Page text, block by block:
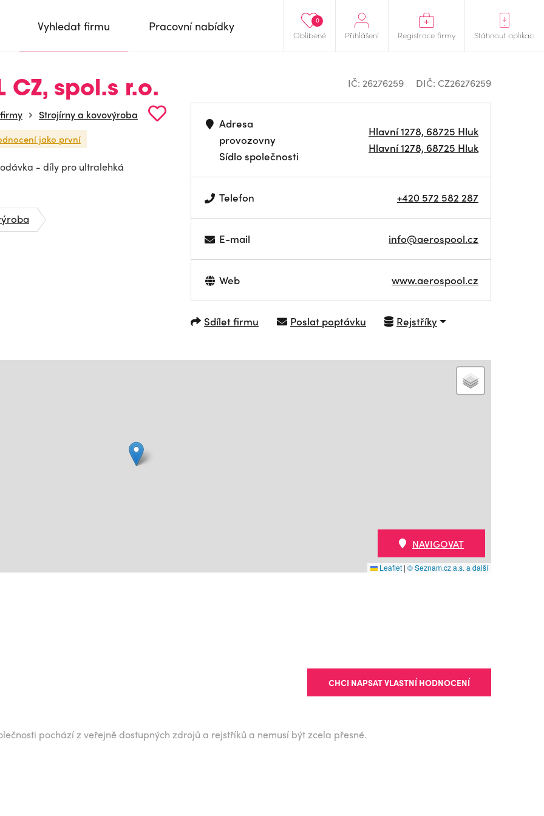
Oblíbené
0
Přihlášení Registrace firmy Stáhnout aplikaci
Vyhledat firmu Pracovní nabídky
CZ, spol.s r.o.
Strojírny a kovovýroba
jako první
- díly pro ultralehká
IČ: 26276259 DIČ: CZ26276259
Adresa
provozovny
Sídlo společnosti
Hlavní 1278, 68725 Hluk
Hlavní 1278, 68725 Hluk
Telefon +420 572 582 287
E-mail info@aerospool.cz
Web www.aerospool.cz
Sdílet firmu Poslat poptávku Rejstříky
Leaflet | © Seznam.cz a.s. a další
NAVIGOVAT
CHCI NAPSAT VLASTNÍ HODNOCENÍ
pochází z veřejně dostupných zdrojů a rejstříků a nemusí být zcela přesné.